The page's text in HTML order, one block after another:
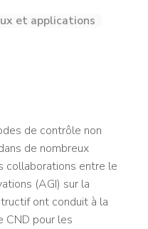
et applications
de contrôle non
de nombreux
collaborations entre le
(AGI) sur la
ont conduit à la
CND pour les